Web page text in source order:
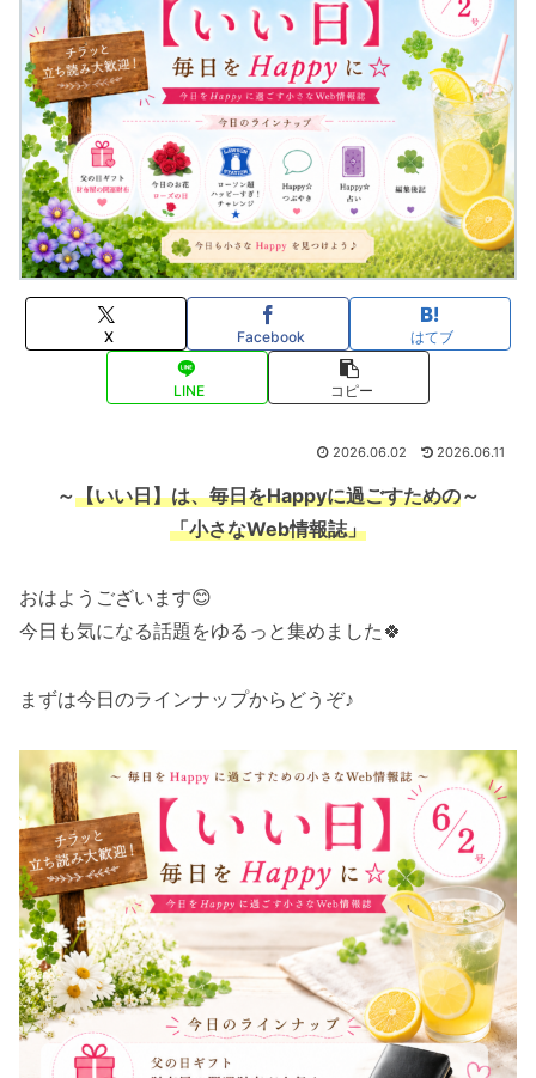
X Facebook はてブ
LINE コピー
2026.06.02 2026.06.11
～【いい日】は、毎日をHappyに過ごすための～
「小さなWeb情報誌」
おはようございます😊
今日も気になる話題をゆるっと集めました🍀
まずは今日のラインナップからどうぞ♪